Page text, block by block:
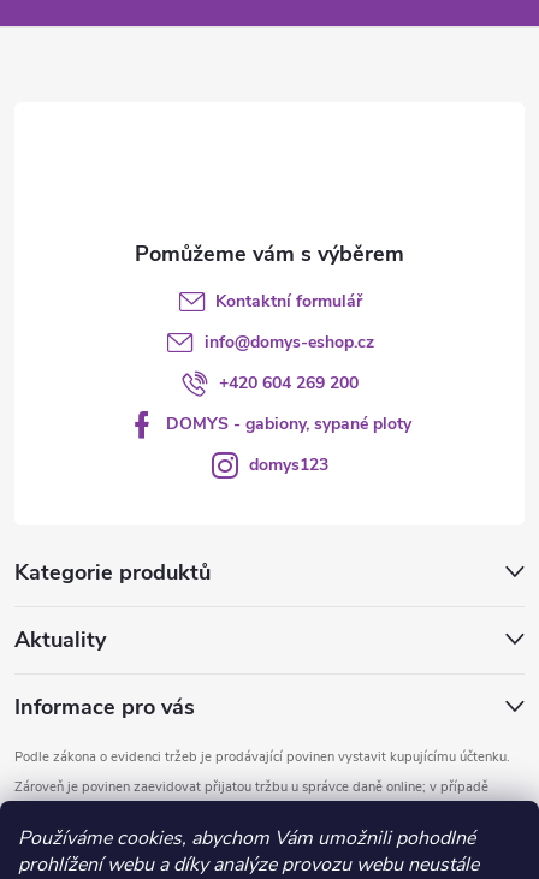
Používáme cookies, abychom Vám umožnili pohodlné
prohlížení webu a díky analýze provozu webu neustále
a
Kategorie produktů
Aktuality
Informace pro vás
Podle zákona o evidenci tržeb je prodávající povinen vystavit kupujícímu účtenku.
Zároveň je povinen zaevidovat přijatou tržbu u správce daně online; v případě
Kontaktní formulář
info@domys-eshop.cz
+420 604 269 200
DOMYS - gabiony, sypané ploty
domys123